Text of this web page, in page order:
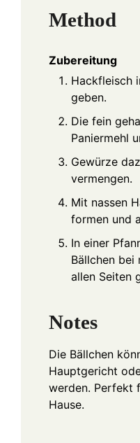
Method
Zubereitung
Hackfleisch
geben.
Die fein
Paniermehl
Gewürze
vermengen.
Mit nassen
formen und
In einer
Bällchen
allen Seiten
Notes
Die Bällchen
Hauptgericht
werden. Perfekt
Hause.